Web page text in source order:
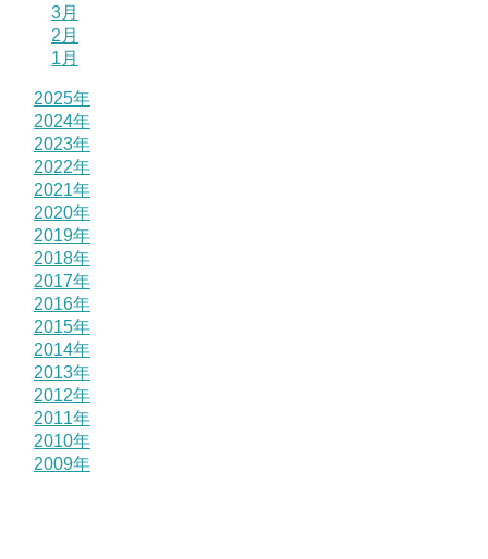
3月
2月
1月
2025年
2024年
2023年
2022年
2021年
2020年
2019年
2018年
2017年
2016年
2015年
2014年
2013年
2012年
2011年
2010年
2009年